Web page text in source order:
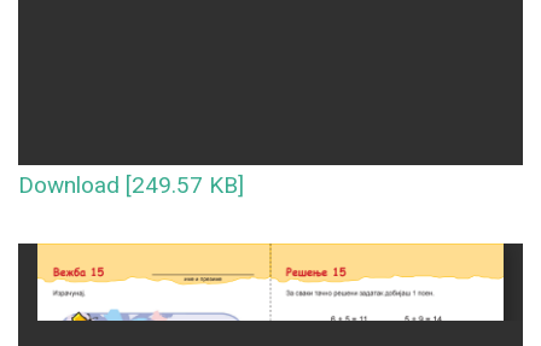
Download [249.57 KB]